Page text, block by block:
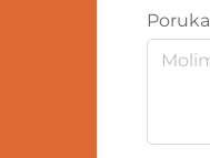
Poruka